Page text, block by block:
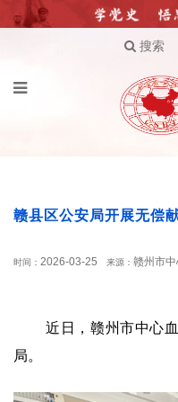
搜索
赣县区公安局开展无偿
时间： 2026-03-25 来源： 赣州市
近日，赣州市中心
局。